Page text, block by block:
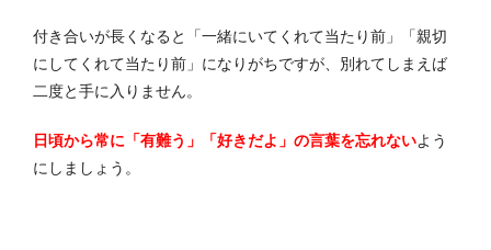
付き合いが長くなると「一緒にいてくれて当たり前」「親切
にしてくれて当たり前」になりがちですが、別れてしまえば
二度と手に入りません。
日頃から常に「有難う」「好きだよ」の言葉を忘れないよう
にしましょう。